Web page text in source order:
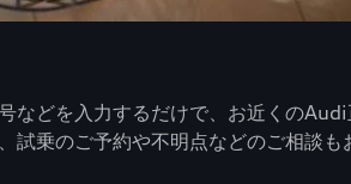
などを入力するだけで、お近くのAudi
試乗のご予約や不明点などのご相談も